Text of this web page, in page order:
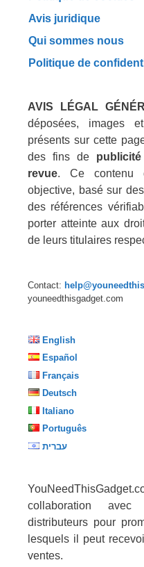
Avis juridique
Qui sommes nous
Politique de
AVIS LÉGAL
déposées, images
présents sur cette
des fins de
revue. Ce contenu
objective, basé sur
des références
porter atteinte aux
de leurs titulaires
Contact:
youneedthisgadget.com
English
Español
Français
Deutsch
Italiano
Português
עברית
collaboration
distributeurs pour
lesquels il peut
ventes.